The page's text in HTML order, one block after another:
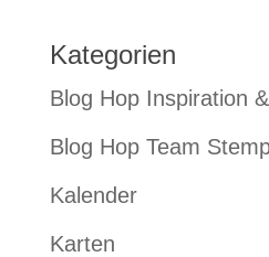
Kategorien
Blog Hop Inspiration
Blog Hop Team
Kalender
Karten